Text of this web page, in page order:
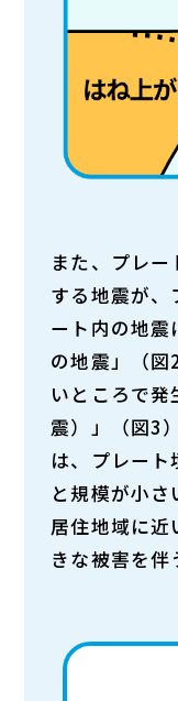
また、プレ
する地震が、
ート内の地震
の地震」（図2
いところで
震）」（図3）
は、プレート
と規模が小
居住地域に近
きな被害を伴